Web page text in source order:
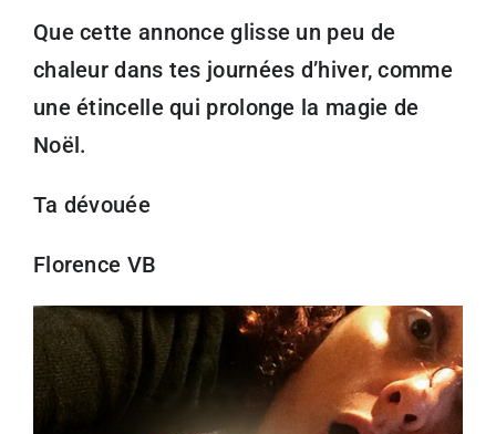
Que cette annonce glisse un peu de
chaleur dans tes journées d’hiver, comme
une étincelle qui prolonge la magie de
Noël.
Ta dévouée
Florence VB
Lecteur
vidéo